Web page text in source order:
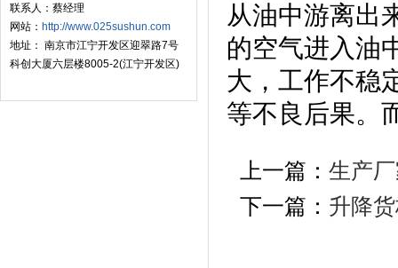
联系人：蔡经理
网站： http://www.025sushun.com
地址： 南京市江宁开发区迎翠路7号
科创大厦六层楼8005-2(江宁开发区)
从油中游离出
的空气进入油
大，工作不稳
等不良后果。
上一篇： 生产
下一篇： 升降